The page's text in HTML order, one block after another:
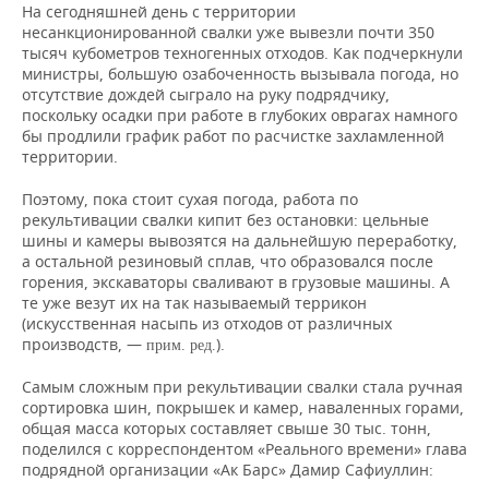
На сегодняшней день с территории
несанкционированной свалки уже вывезли почти 350
тысяч кубометров техногенных отходов. Как подчеркнули
министры, большую озабоченность вызывала погода, но
отсутствие дождей сыграло на руку подрядчику,
поскольку осадки при работе в глубоких оврагах намного
бы продлили график работ по расчистке захламленной
территории.
Поэтому, пока стоит сухая погода, работа по
рекультивации свалки кипит без остановки: цельные
шины и камеры вывозятся на дальнейшую переработку,
а остальной резиновый сплав, что образовался после
горения, экскаваторы сваливают в грузовые машины. А
те уже везут их на так называемый террикон
(искусственная насыпь из отходов от различных
производств, — прим. ред.).
Самым сложным при рекультивации свалки стала ручная
сортировка шин, покрышек и камер, наваленных горами,
общая масса которых составляет свыше 30 тыс. тонн,
поделился с корреспондентом «Реального времени» глава
подрядной организации «Ак Барс» Дамир Сафиуллин: